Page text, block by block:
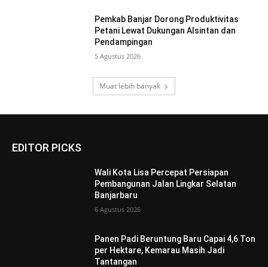
Pemkab Banjar Dorong Produktivitas
Petani Lewat Dukungan Alsintan dan
Pendampingan
5 Agustus 2026
Muat lebih banyak
EDITOR PICKS
Wali Kota Lisa Percepat Persiapan
Pembangunan Jalan Lingkar Selatan
Banjarbaru
6 Agustus 2026
Panen Padi Beruntung Baru Capai 4,6 Ton
per Hektare, Kemarau Masih Jadi
Tantangan